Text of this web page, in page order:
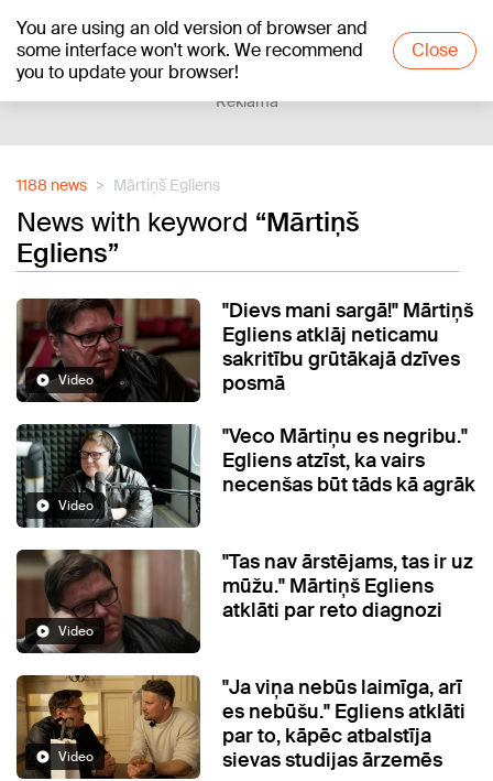
You are using an old version of browser and
some interface won't work. We recommend
you to update your browser!
Close
+17°C
Reklāma
1188 news Mārtiņš Egliens
News with keyword “Mārtiņš
Egliens”
Video
"Dievs mani sargā!" Mārtiņš
Egliens atklāj neticamu
sakritību grūtākajā dzīves
posmā
Video
"Veco Mārtiņu es negribu."
Egliens atzīst, ka vairs
necenšas būt tāds kā agrāk
Video
"Tas nav ārstējams, tas ir uz
mūžu." Mārtiņš Egliens
atklāti par reto diagnozi
Video
"Ja viņa nebūs laimīga, arī
es nebūšu." Egliens atklāti
par to, kāpēc atbalstīja
sievas studijas ārzemēs